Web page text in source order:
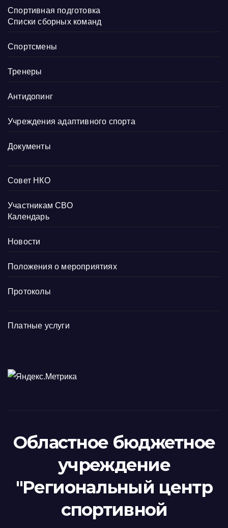
Спортивная подготовка
Списки сборных команд
Спортсмены
Тренеры
Антидопинг
Учреждения адаптивного спорта
Документы
Совет НКО
Участникам СВО
Календарь
Новости
Положения о мероприятиях
Протоколы
Платные услуги
Областное бюджетное
учреждение
"Региональный центр
спортивной